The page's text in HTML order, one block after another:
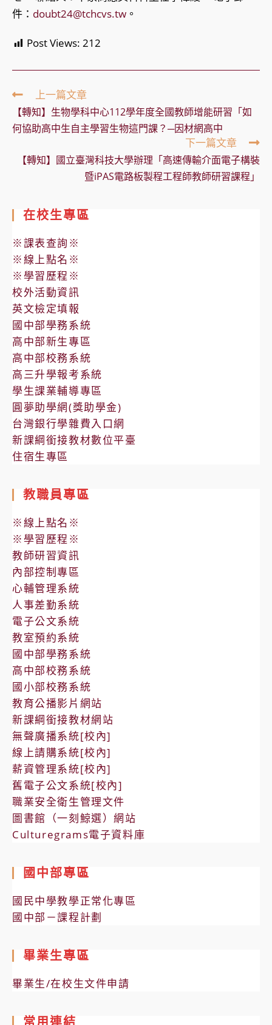
件： doubt24@tchcvs.tw 。
Post Views: 212
Read
more
articles
上一篇文章
【轉知】生物學科中心112學年度全國教師增能研習「如
何協助高中生自主學習生物這門課？─因材網高中
下一篇文章
【轉知】國立臺灣科技大學辦理「高速傳輸介面電子構裝
暨iPAS電路板製程工程師教師研習課程」
在校生專區
※課表查詢※
※線上點名※
※學習歷程※
校外活動資訊
英文檢定填報
國中部學務系統
高中部新生專區
高中部校務系統
高三升學報考系統
學生課業輔導專區
圓夢助學網(獎助學金)
台灣銀行學雜費入口網
新課綱銜接教材數位平臺
住宿生專區
教職員專區
※線上點名※
※學習歷程※
教師研習資訊
內部控制專區
心輔管理系統
人事差勤系統
電子公文系統
教室預約系統
國中部學務系統
高中部校務系統
國小部校務系統
教育公播影片網站
新課綱銜接教材網站
無聲廣播系統[校內]
線上請購系統[校內]
薪資管理系統[校內]
舊電子公文系統[校內]
職業安全衛生管理文件
圖書館（一刻鯨選）網站
Culturegrams電子資料庫
國中部專區
國民中學教學正常化專區
國中部－課程計劃
畢業生專區
畢業生/在校生文件申請